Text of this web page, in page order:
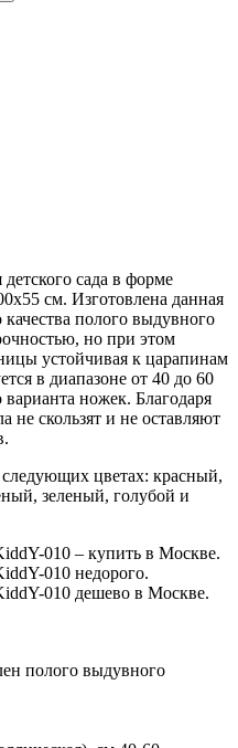
сада в форме
см. Изготовлена данная
полого выдувного
но при этом
устойчивая к царапинам
в диапазоне от 40 до 60
ножек. Благодаря
не скользят и не оставляют
цветах: красный,
зеленый, голубой и
010 – купить в Москве.
010 недорого.
010 дешево в Москве.
полого выдувного